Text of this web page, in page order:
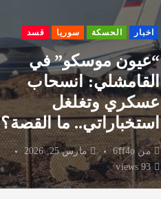
اخبار الحسكة سوريا قسد
“عيون موسكو” في
القامشلي: انسحاب
عسكري وتغلغل
استخباراتي.. ما القصة؟
من 6ff4o
مارس 25, 2026
93 views